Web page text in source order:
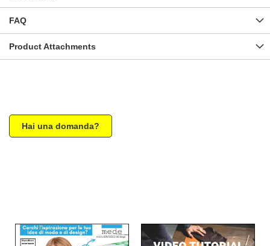
FAQ
Product Attachments
Hai una domanda?